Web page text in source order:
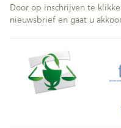
Door op inschrijven te
nieuwsbrief en gaat u